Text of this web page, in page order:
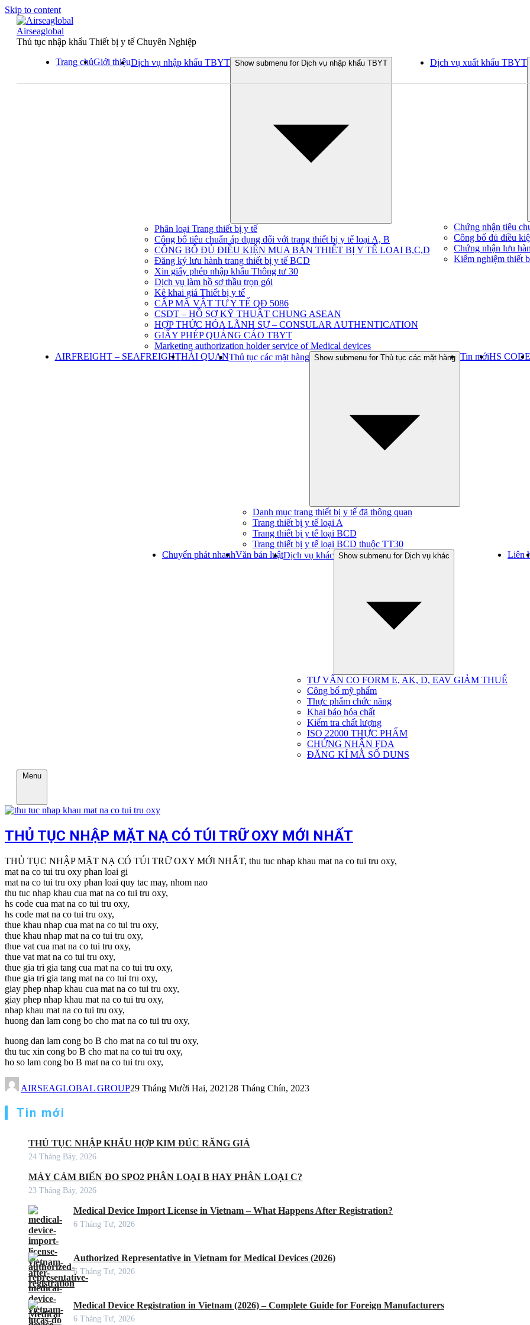
Skip to content
Airseaglobal
Thủ tục nhập khẩu Thiết bị y tế Chuyên Nghiệp
Trang chủGiới thiệuDịch vụ nhập khẩu TBYT Show submenu for Dịch vụ nhập khẩu TBYT
Phân loại Trang thiết bị y tế
Công bố tiêu chuẩn áp dụng đối với trang thiết bị y tế loại A, B
CÔNG BỐ ĐỦ ĐIỀU KIỆN MUA BÁN THIẾT BỊ Y TẾ LOẠI B,C,D
Đăng ký lưu hành trang thiết bị y tế BCD
Xin giấy phép nhập khẩu Thông tư 30
Dịch vụ làm hồ sơ thầu trọn gói
Kê khai giá Thiết bị y tế
CẤP MÃ VẬT TƯ Y TẾ QĐ 5086
CSDT – HỒ SƠ KỸ THUẬT CHUNG ASEAN
HỢP THỨC HÓA LÃNH SỰ – CONSULAR AUTHENTICATION
GIẤY PHÉP QUẢNG CÁO TBYT
Marketing authorization holder service of Medical devices
Dịch vụ xuất khẩu TBYT
Chứng nhận tiêu
Công bố đủ điều
Chứng nhận lưu
Kiểm nghiệm thiết
AIRFREIGHT – SEAFREIGHTHẢI QUANThủ tục các mặt hàng Show submenu for Thủ tục các mặt hàng
Danh mục trang thiết bị y tế đã thông quan
Trang thiết bị y tế loại A
Trang thiết bị y tế loại BCD
Trang thiết bị y tế loại BCD thuộc TT30
Tin mớiHS CODE
Chuyển phát nhanhVăn bản luậtDịch vụ khác Show submenu for Dịch vụ khác
TƯ VẤN CO FORM E, AK, D, EAV GIẢM THUẾ
Công bố mỹ phẩm
Thực phẩm chức năng
Khai báo hóa chất
Kiểm tra chất lượng
ISO 22000 THỰC PHẨM
CHỨNG NHẬN FDA
ĐĂNG KÍ MÃ SỐ DUNS
Liên
Menu
THỦ TỤC NHẬP MẶT NẠ CÓ TÚI TRỮ OXY MỚI NHẤT
THỦ TỤC NHẬP MẶT NẠ CÓ TÚI TRỮ OXY MỚI NHẤT, thu tuc nhap khau mat na co tui tru oxy,
mat na co tui tru oxy phan loai gi
mat na co tui tru oxy phan loai quy tac may, nhom nao
thu tuc nhap khau cua mat na co tui tru oxy,
hs code cua mat na co tui tru oxy,
hs code mat na co tui tru oxy,
thue khau nhap cua mat na co tui tru oxy,
thue khau nhap mat na co tui tru oxy,
thue vat cua mat na co tui tru oxy,
thue vat mat na co tui tru oxy,
thue gia tri gia tang cua mat na co tui tru oxy,
thue gia tri gia tang mat na co tui tru oxy,
giay phep nhap khau cua mat na co tui tru oxy,
giay phep nhap khau mat na co tui tru oxy,
nhap khau mat na co tui tru oxy,
huong dan lam cong bo cho mat na co tui tru oxy,
huong dan lam cong bo B cho mat na co tui tru oxy,
thu tuc xin cong bo B cho mat na co tui tru oxy,
ho so lam cong bo B mat na co tui tru oxy,
AIRSEAGLOBAL GROUP29 Tháng Mười Hai, 2021 28 Tháng Chín, 2023
Tin mới
THỦ TỤC NHẬP KHẨU HỢP KIM ĐÚC RĂNG GIẢ
24 Tháng Bảy, 2026
MÁY CẢM BIẾN ĐO SPO2 PHÂN LOẠI B HAY PHÂN LOẠI C?
23 Tháng Bảy, 2026
Medical Device Import License in Vietnam – What Happens After Registration?
6 Tháng Tư, 2026
Authorized Representative in Vietnam for Medical Devices (2026)
6 Tháng Tư, 2026
Medical Device Registration in Vietnam (2026) – Complete Guide for Foreign Manufacturers
6 Tháng Tư, 2026